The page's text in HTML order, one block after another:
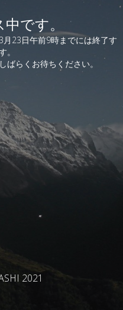
です。
23日午前9時までには終了す
。
ばらくお待ちください。
2021